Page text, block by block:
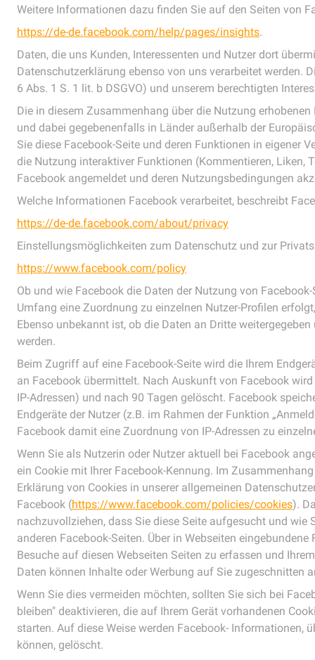
Weitere Informationen dazu finden Sie auf den Seiten von
https://de-de.facebook.com/help/pages/insights.
Daten, die uns Kunden, Interessenten und Nutzer dort
Datenschutzerklärung ebenso von uns verarbeitet werden.
6 Abs. 1 S. 1 lit. b DSGVO) und unserem berechtigten
Die in diesem Zusammenhang über die Nutzung
und dabei gegebenenfalls in Länder außerhalb der
Sie diese Facebook-Seite und deren Funktionen in eigener
die Nutzung interaktiver Funktionen (Kommentieren, Liken,
Facebook angemeldet und deren Nutzungsbedingungen
Welche Informationen Facebook verarbeitet, beschreibt
https://de-de.facebook.com/about/privacy
Einstellungsmöglichkeiten zum Datenschutz und zur
https://www.facebook.com/policy
Ob und wie Facebook die Daten der Nutzung von
Umfang eine Zuordnung zu einzelnen Nutzer-Profilen
Ebenso unbekannt ist, ob die Daten an Dritte
werden.
Beim Zugriff auf eine Facebook-Seite wird die Ihrem
an Facebook übermittelt. Nach Auskunft von Facebook
IP-Adressen) und nach 90 Tagen gelöscht. Facebook
Endgeräte der Nutzer (z.B. im Rahmen der Funktion
Facebook damit eine Zuordnung von IP-Adressen zu
Wenn Sie als Nutzerin oder Nutzer aktuell bei Facebook
ein Cookie mit Ihrer Facebook-Kennung. Im
Erklärung von Cookies in unserer allgemeinen
Facebook (https://www.facebook.com/policies/cookies).
nachzuvollziehen, dass Sie diese Seite aufgesucht und
anderen Facebook-Seiten. Über in Webseiten
Besuche auf diesen Webseiten Seiten zu erfassen und
Daten können Inhalte oder Werbung auf Sie zugeschnitten
Wenn Sie dies vermeiden möchten, sollten Sie sich bei
bleiben" deaktivieren, die auf Ihrem Gerät vorhandenen
starten. Auf diese Weise werden Facebook- Informationen,
können, gelöscht.